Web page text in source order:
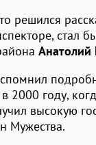
решился
стал
2000 году,
высокую
Мужества.